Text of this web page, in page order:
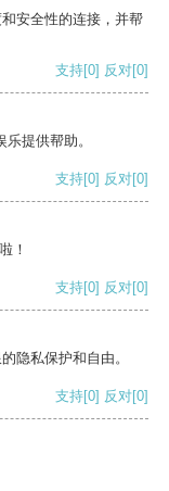
安全性的连接，并帮
支持[0] 反对[0]
提供帮助。
支持[0] 反对[0]
！
支持[0] 反对[0]
隐私保护和自由。
支持[0] 反对[0]